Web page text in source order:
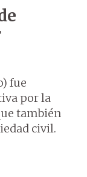
fue
por la
también
civil.